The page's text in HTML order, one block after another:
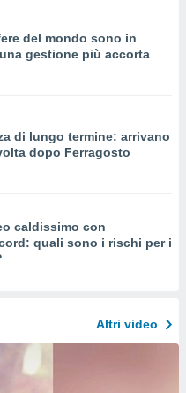
del mondo sono in
gestione più accorta
di lungo termine: arrivano
dopo Ferragosto
caldissimo con
quali sono i rischi per i
Altri video